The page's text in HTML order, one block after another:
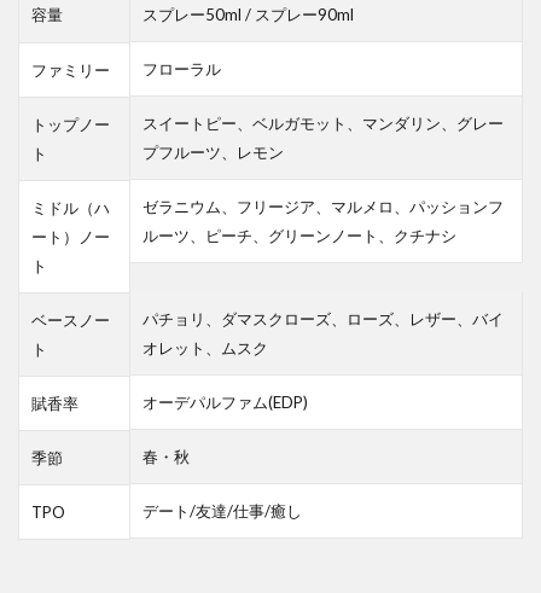
容量 スプレー50ml / スプレー90ml
ファミリー フローラル
トップノー
ト
スイートピー、ベルガモット、マンダリン、グレー
プフルーツ、レモン
ミドル（ハ
ート）ノー
ト
ゼラニウム、フリージア、マルメロ、パッションフ
ルーツ、ピーチ、グリーンノート、クチナシ
ベースノー
ト
パチョリ、ダマスクローズ、ローズ、レザー、バイ
オレット、ムスク
賦香率 オーデパルファム(EDP)
季節 春・秋
TPO デート/友達/仕事/癒し